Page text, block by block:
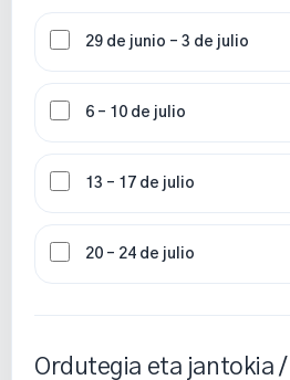
29 de junio – 3 de julio
6 – 10 de julio
13 – 17 de julio
20 – 24 de julio
Ordutegia eta jantokia